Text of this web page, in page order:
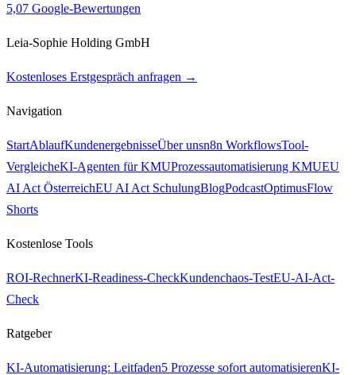
5,07 Google-Bewertungen
Leia-Sophie Holding GmbH
Kostenloses Erstgespräch anfragen →
Navigation
StartAblaufKundenergebnisseÜber unsn8n WorkflowsTool-
VergleicheKI-Agenten für KMUProzessautomatisierung KMUEU
AI Act ÖsterreichEU AI Act SchulungBlogPodcastOptimusFlow
Shorts
Kostenlose Tools
ROI-RechnerKI-Readiness-CheckKundenchaos-TestEU-AI-Act-
Check
Ratgeber
KI-Automatisierung: Leitfaden5 Prozesse sofort automatisierenKI-